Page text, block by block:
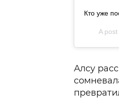
Кто уже
A
Алсу